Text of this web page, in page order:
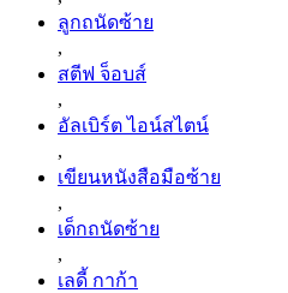
ลูกถนัดซ้าย
,
สตีฟ จ็อบส์
,
อัลเบิร์ต ไอน์สไตน์
,
เขียนหนังสือมือซ้าย
,
เด็กถนัดซ้าย
,
เลดี้ กาก้า